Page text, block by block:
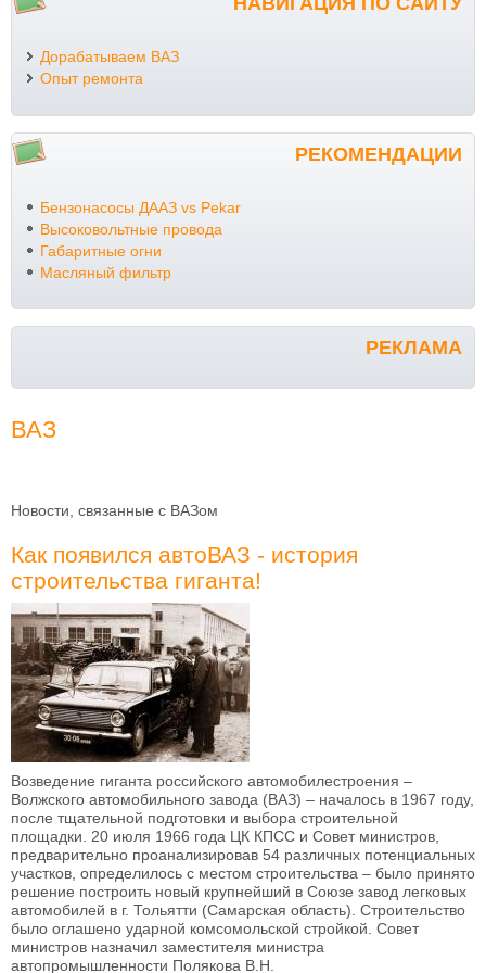
Дорабатываем ВАЗ
Опыт ремонта
РЕКОМЕНДАЦИИ
Бензонасосы ДААЗ vs Pekar
Высоковольтные провода
Габаритные огни
Масляный фильтр
РЕКЛАМА
ВАЗ
Новости, связанные с ВАЗом
Как появился автоВАЗ - история
строительства гиганта!
Возведение гиганта российского автомобилестроения –
Волжского автомобильного завода (ВАЗ) – началось в 1967 году,
после тщательной подготовки и выбора строительной
площадки. 20 июля 1966 года ЦК КПСС и Совет министров,
предварительно проанализировав 54 различных потенциальных
участков, определилось с местом строительства – было принято
решение построить новый крупнейший в Союзе завод легковых
автомобилей в г. Тольятти (Самарская область). Строительство
было оглашено ударной комсомольской стройкой. Совет
министров назначил заместителя министра
автопромышленности Полякова В.Н.